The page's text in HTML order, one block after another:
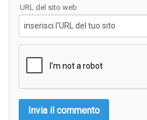
URL del sito web